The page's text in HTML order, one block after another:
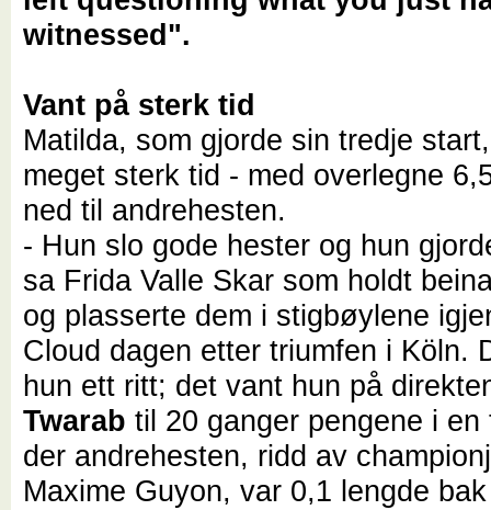
witnessed".
Vant på sterk tid
Matilda, som gjorde sin tredje
meget sterk tid - med overlegne
ned til andrehesten.
- Hun slo gode hester og hun
sa Frida Valle Skar som holdt
og plasserte dem i stigbøylene
Cloud dagen etter triumfen i Köln.
hun ett ritt; det vant hun på
Twarab til 20 ganger pengene i
der andrehesten, ridd av
Maxime Guyon, var 0,1 lengde